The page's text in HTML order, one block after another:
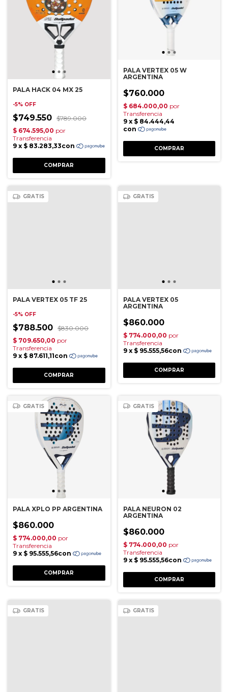
PALA HACK 04 MX 25
-5% OFF
$749.550 $789.000
PALA VERTEX 05 W
ARGENTINA
$760.000
GRATIS
PALA VERTEX 05 TF 25
-5% OFF
$788.500 $830.000
GRATIS
PALA VERTEX 05
ARGENTINA
$860.000
GRATIS
PALA XPLO PP ARGENTINA
$860.000
GRATIS
PALA NEURON 02
ARGENTINA
$860.000
GRATIS GRATIS